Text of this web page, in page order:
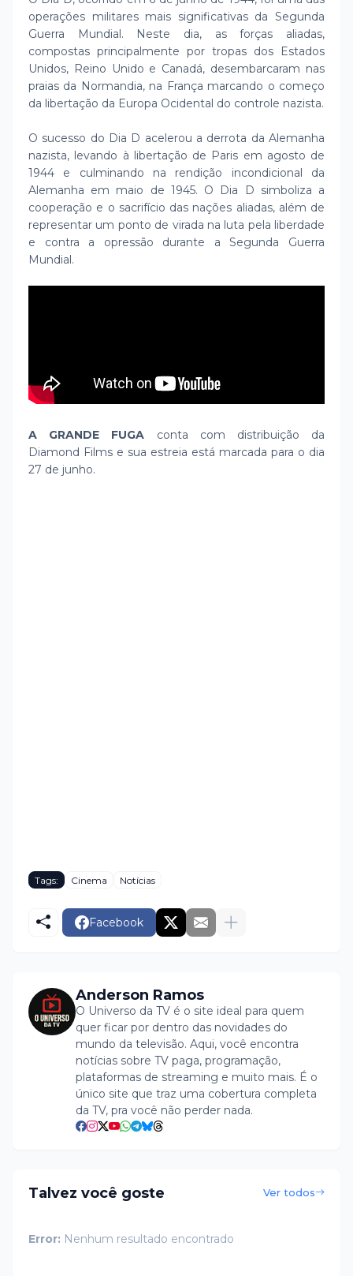
operações militares mais significativas da Segunda
Guerra Mundial. Neste dia, as forças aliadas,
compostas principalmente por tropas dos Estados
Unidos, Reino Unido e Canadá, desembarcaram nas
praias da Normandia, na França marcando o começo
da libertação da Europa Ocidental do controle nazista.
O sucesso do Dia D acelerou a derrota da Alemanha
nazista, levando à libertação de Paris em agosto de
1944 e culminando na rendição incondicional da
Alemanha em maio de 1945. O Dia D simboliza a
cooperação e o sacrifício das nações aliadas, além de
representar um ponto de virada na luta pela liberdade
e contra a opressão durante a Segunda Guerra
Mundial.
A GRANDE FUGA conta com distribuição da
Diamond Films e sua estreia está marcada para o dia
27 de junho.
Tags: Cinema Notícias
Facebook
Anderson Ramos
O Universo da TV é o site ideal para quem
quer ficar por dentro das novidades do
mundo da televisão. Aqui, você encontra
notícias sobre TV paga, programação,
plataformas de streaming e muito mais. É o
único site que traz uma cobertura completa
da TV, pra você não perder nada.
Talvez você goste Ver todos
Error: Nenhum resultado encontrado